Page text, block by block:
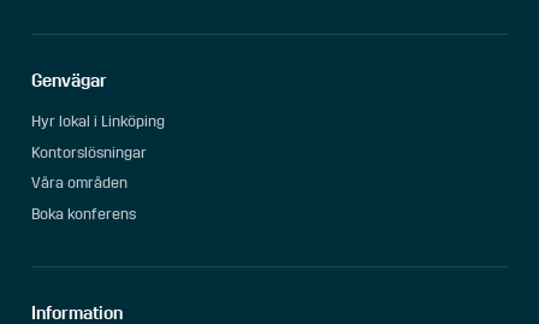
Genvägar
Hyr lokal i Linköping
Kontorslösningar
Våra områden
Boka konferens
Information